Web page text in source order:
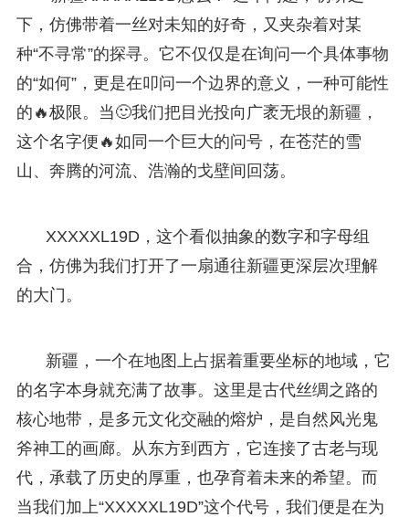
下，仿佛带着一丝对未知的好奇，又夹杂着对某
种“不寻常”的探寻。它不仅仅是在询问一个具体事物
的“如何”，更是在叩问一个边界的意义，一种可能性
的🔥极限。当🙂我们把目光投向广袤无垠的新疆，
这个名字便🔥如同一个巨大的问号，在苍茫的雪
山、奔腾的河流、浩瀚的戈壁间回荡。
XXXXXL19D，这个看似抽象的数字和字母组
合，仿佛为我们打开了一扇通往新疆更深层次理解
的大门。
新疆，一个在地图上占据着重要坐标的地域，它
的名字本身就充满了故事。这里是古代丝绸之路的
核心地带，是多元文化交融的熔炉，是自然风光鬼
斧神工的画廊。从东方到西方，它连接了古老与现
代，承载了历史的厚重，也孕育着未来的希望。而
当我们加上“XXXXXL19D”这个代号，我们便是在为